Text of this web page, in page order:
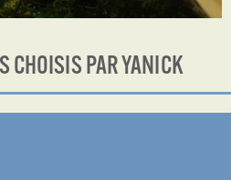
CHOISIS PAR YANICK